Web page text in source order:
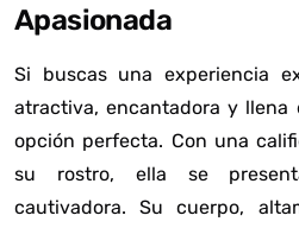
Apasionada
Si buscas una experiencia
atractiva, encantadora y llena
opción perfecta. Con una
su rostro, ella se
cautivadora. Su cuerpo,